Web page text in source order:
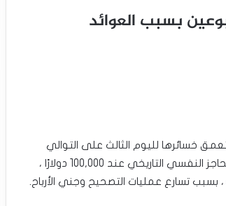
بسبب العوائد
خسائرها لليوم الثالث على التوالي
،مسجلة أدنى مستوى فى أسبوعين ، بعد التخلي عن التداول فوق الحاجز النفسي التاريخي عند 100,000 دولارًا ،
تسارع عمليات التصحيح وجني الأرباح.